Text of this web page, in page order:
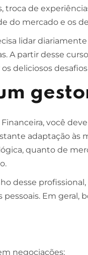
troca de
do mercado e os
lidar
A partir desse
deliciosos
você
adaptação às
quanto de
desse
pessoais. Em geral,
negociações;
LUÍS -